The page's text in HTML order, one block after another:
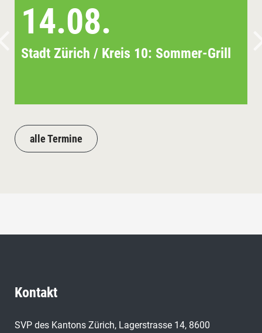
14.08.
Stadt Zürich / Kreis 10: Sommer-Grill
alle Termine
Kontakt
SVP des Kantons Zürich, Lagerstrasse 14, 8600